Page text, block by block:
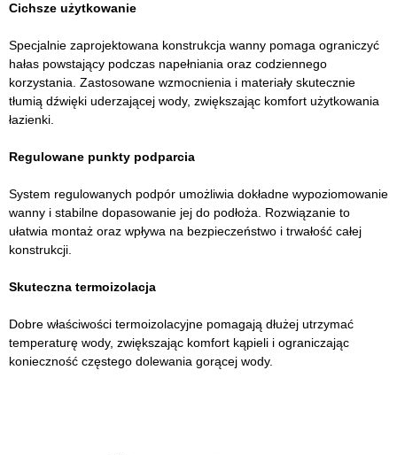
Cichsze użytkowanie
Specjalnie zaprojektowana konstrukcja wanny pomaga ograniczyć
hałas powstający podczas napełniania oraz codziennego
korzystania. Zastosowane wzmocnienia i materiały skutecznie
tłumią dźwięki uderzającej wody, zwiększając komfort użytkowania
łazienki.
Regulowane punkty podparcia
System regulowanych podpór umożliwia dokładne wypoziomowanie
wanny i stabilne dopasowanie jej do podłoża. Rozwiązanie to
ułatwia montaż oraz wpływa na bezpieczeństwo i trwałość całej
konstrukcji.
Skuteczna termoizolacja
Dobre właściwości termoizolacyjne pomagają dłużej utrzymać
temperaturę wody, zwiększając komfort kąpieli i ograniczając
konieczność częstego dolewania gorącej wody.